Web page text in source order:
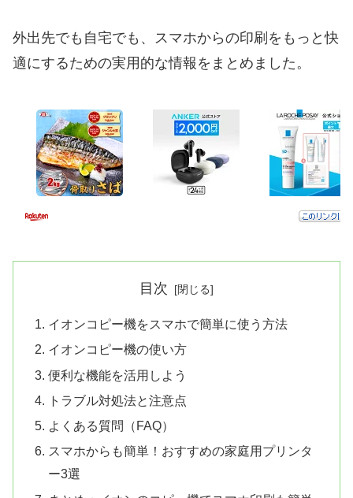
外出先でも自宅でも、スマホからの印刷をもっと快
適にするための実用的な情報をまとめました。
目次
イオンコピー機をスマホで簡単に使う方法
イオンコピー機の使い方
便利な機能を活用しよう
トラブル対処法と注意点
よくある質問（FAQ）
スマホからも簡単！おすすめの家庭用プリンタ
ー3選